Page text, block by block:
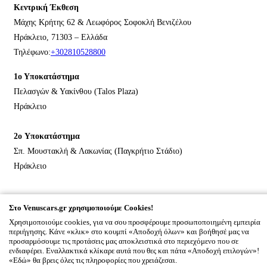
Κεντρική Έκθεση
Μάχης Κρήτης 62 & Λεωφόρος Σοφοκλή Βενιζέλου
Ηράκλειο, 71303 – Ελλάδα
Τηλέφωνο:+302810528800
1ο Υποκατάστημα
Πελασγών & Υακίνθου (Talos Plaza)
Ηράκλειο
2o Υποκατάστημα
Σπ. Μουστακλή & Λακωνίας (Παγκρήτιο Στάδιο)
Ηράκλειο
byNETMECHANICS
× cart.title
0
cart.empty
Στο Venuscars.gr χρησιμοποιούμε Cookies!
Χρησιμοποιούμε cookies, για να σου προσφέρουμε προσωποποιημένη εμπειρία
περιήγησης. Κάνε «κλικ» στο κουμπί «Αποδοχή όλων» και βοήθησέ μας να
προσαρμόσουμε τις προτάσεις μας αποκλειστικά στο περιεχόμενο που σε
ενδιαφέρει. Εναλλακτικά κλίκαρε αυτά που θες και πάτα «Αποδοχή επιλογών»!
«Εδώ» θα βρεις όλες τις πληροφορίες που χρειάζεσαι.